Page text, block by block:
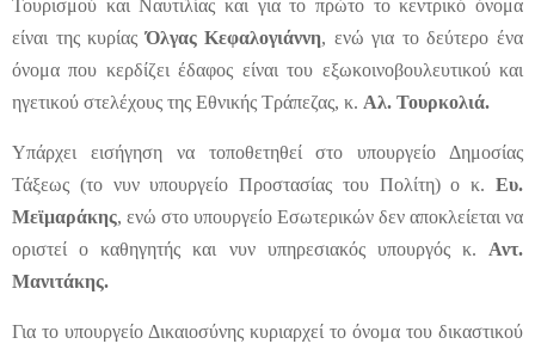
Τουρισμού και Ναυτιλίας και για το πρώτο το κεντρικό όνομα
είναι της κυρίαςΌλγας Κεφαλογιάννη, ενώ για το δεύτερο ένα
όνομα που κερδίζει έδαφος είναι του εξωκοινοβουλευτικού και
ηγετικού στελέχους της Εθνικής Τράπεζας, κ. Αλ. Τουρκολιά.
Υπάρχει εισήγηση να τοποθετηθεί στο υπουργείο Δημοσίας
Τάξεως (το νυν υπουργείο Προστασίας του Πολίτη) ο κ. Ευ.
Μεϊμαράκης, ενώ στο υπουργείο Εσωτερικών δεν αποκλείεται να
οριστεί ο καθηγητής και νυν υπηρεσιακός υπουργός κ. Αντ.
Μανιτάκης.
Για το υπουργείο Δικαιοσύνης κυριαρχεί το όνομα του δικαστικού